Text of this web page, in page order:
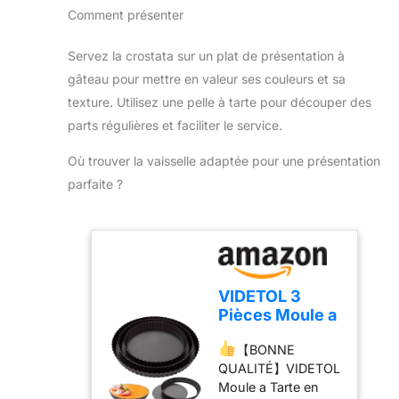
Cuisson
qualité, le moule à
tarte a une excellente
thermique et convient
à une utilisation au
températures élevées
gâteaux puissent
obtenir le meilleur
effet de cuisson.
★【Avec fond
quiche dispose d’un
design de fond
amovible pour
Comment présenter
Servez la crostata sur un plat de présentation à
gâteau pour mettre en valeur ses couleurs et sa
texture. Utilisez une pelle à tarte pour découper des
parts régulières et faciliter le service.
Où trouver la vaisselle adaptée pour une présentation
parfaite ?
VIDETOL 3
Pièces Moule a
Fond Amovible,
22/26/30 cm
Moule à Tarte
【BONNE
QUALITÉ】VIDETOL
Moule a Tarte en